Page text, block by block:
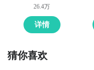
26.4万
详情
猜你喜欢